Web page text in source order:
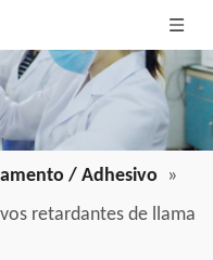
/ Adhesivo
»
retardantes de llama